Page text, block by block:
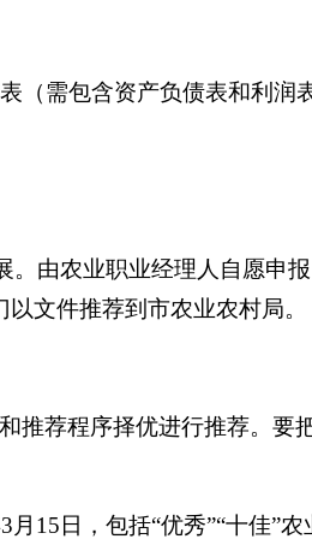
（需包含资产负债表和利润
由农业职业经理人自愿申
文件推荐到市农业农村局。
荐程序择优进行推荐。要
15日，包括“优秀”“十佳”